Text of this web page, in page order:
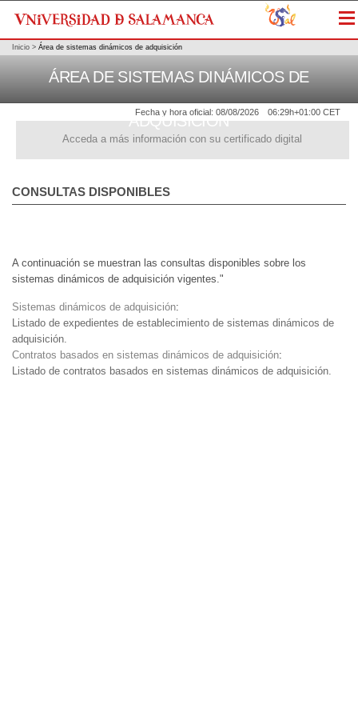
Fecha y hora oficial: 08/08/2026 06:29h+01:00 CET
Acceda a más información con su certificado digital
Inicio > Área de sistemas dinámicos de adquisición
ÁREA DE SISTEMAS DINÁMICOS DE
ADQUISICIÓN
CONSULTAS DISPONIBLES
A continuación se muestran las consultas disponibles sobre los
sistemas dinámicos de adquisición vigentes."
Sistemas dinámicos de adquisición:
Listado de expedientes de establecimiento de sistemas dinámicos de
adquisición.
Contratos basados en sistemas dinámicos de adquisición:
Listado de contratos basados en sistemas dinámicos de adquisición.